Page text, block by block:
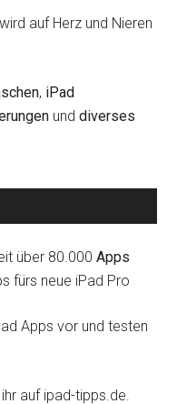
wird auf Herz und Nieren
, iPad
unddiverses
über 80.000Apps
fürs neue iPad Pro
Apps vor und testen
auf ipad-tipps.de.